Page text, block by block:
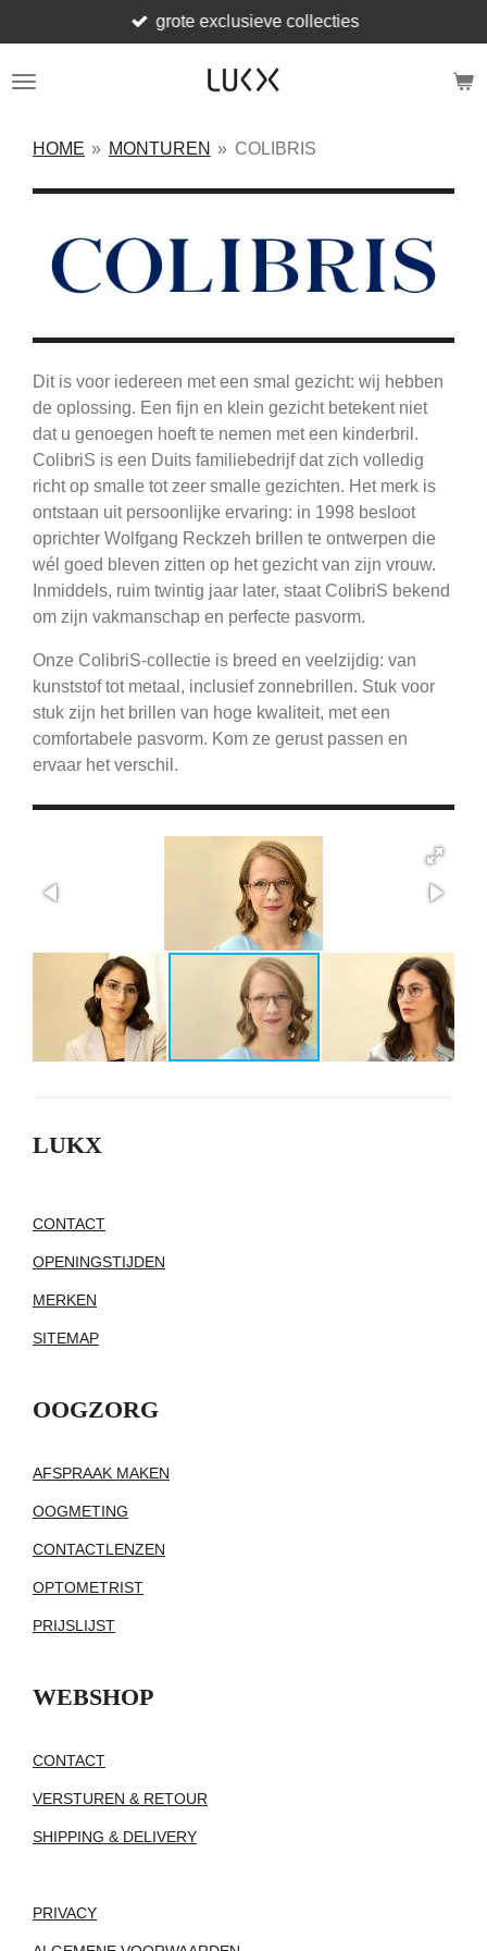
direct
naar
grote exclusieve collecties
HOME » MONTUREN » COLIBRIS
Dit is voor iedereen met een smal gezicht: wij hebben
de oplossing. Een fijn en klein gezicht betekent niet
dat u genoegen hoeft te nemen met een kinderbril.
ColibriS is een Duits familiebedrijf dat zich volledig
richt op smalle tot zeer smalle gezichten. Het merk is
ontstaan uit persoonlijke ervaring: in 1998 besloot
oprichter Wolfgang Reckzeh brillen te ontwerpen die
wél goed bleven zitten op het gezicht van zijn vrouw.
Inmiddels, ruim twintig jaar later, staat ColibriS bekend
om zijn vakmanschap en perfecte pasvorm.
Onze ColibriS-collectie is breed en veelzijdig: van
kunststof tot metaal, inclusief zonnebrillen. Stuk voor
stuk zijn het brillen van hoge kwaliteit, met een
comfortabele pasvorm. Kom ze gerust passen en
ervaar het verschil.
LUKX
CONTACT
OPENINGSTIJDEN
MERKEN
SITEMAP
OOGZORG
AFSPRAAK MAKEN
OOGMETING
CONTACTLENZEN
OPTOMETRIST
PRIJSLIJST
WEBSHOP
CONTACT
VERSTUREN & RETOUR
SHIPPING & DELIVERY
PRIVACY